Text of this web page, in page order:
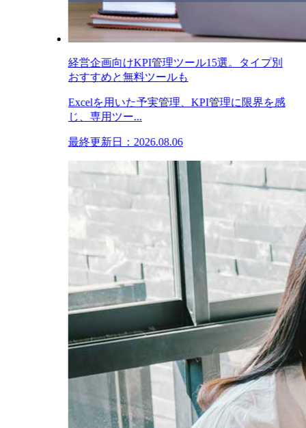
経営企画向けKPI管理ツール15選。タイプ別
おすすめと無料ツールも
Excelを用いた予実管理、KPI管理に限界を感
じ、専用ツー...
最終更新日：2026.08.06